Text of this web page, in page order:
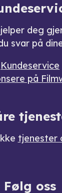
deg
svar på
Kundeservice
på
tjenester
Følg oss